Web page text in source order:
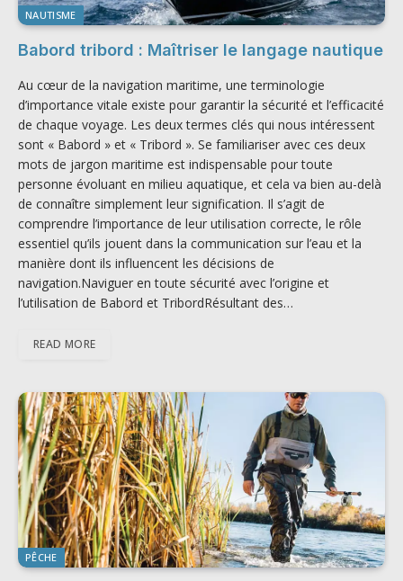
NAUTISME
Babord tribord : Maîtriser le langage nautique
Au cœur de la navigation maritime, une terminologie
d’importance vitale existe pour garantir la sécurité et l’efficacité
de chaque voyage. Les deux termes clés qui nous intéressent
sont « Babord » et « Tribord ». Se familiariser avec ces deux
mots de jargon maritime est indispensable pour toute
personne évoluant en milieu aquatique, et cela va bien au-delà
de connaître simplement leur signification. Il s’agit de
comprendre l’importance de leur utilisation correcte, le rôle
essentiel qu’ils jouent dans la communication sur l’eau et la
manière dont ils influencent les décisions de
navigation.Naviguer en toute sécurité avec l’origine et
l’utilisation de Babord et TribordRésultant des…
READ MORE
PÊCHE